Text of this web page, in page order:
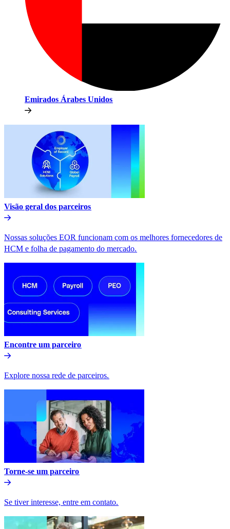
Emirados Árabes Unidos​​
Visão geral dos parceiros​​
Nossas soluções EOR funcionam com os melhores fornecedores de
HCM e folha de pagamento do mercado.​​
Encontre um parceiro​​
Explore nossa rede de parceiros.​​
Torne-se um parceiro​​
Se tiver interesse, entre em contato.​​